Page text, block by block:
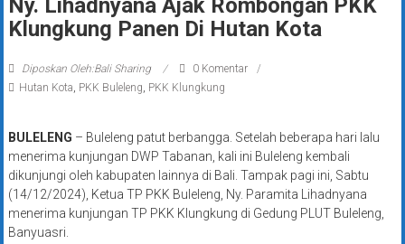
Ny. Lihadnyana Ajak Rombongan PKK
Klungkung Panen Di Hutan Kota
Diposkan Oleh:Bali Sharing
0 Komentar
Hutan Kota PKK Buleleng PKK Klungkung
BULELENG – Buleleng patut berbangga. Setelah beberapa hari lalu
menerima kunjungan DWP Tabanan, kali ini Buleleng kembali
dikunjungi oleh kabupaten lainnya di Bali. Tampak pagi ini, Sabtu
(14/12/2024), Ketua TP PKK Buleleng, Ny. Paramita Lihadnyana
menerima kunjungan TP PKK Klungkung di Gedung PLUT Buleleng,
Banyuasri.